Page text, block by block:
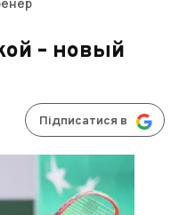
– новый
Підписатися в